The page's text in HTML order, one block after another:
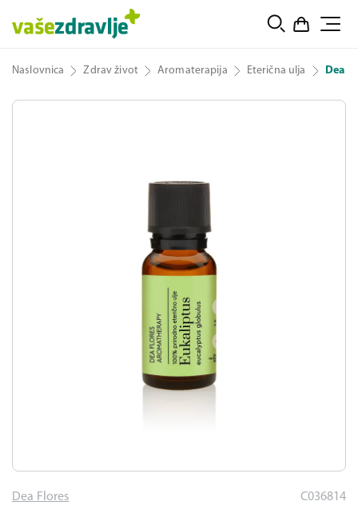
Naslovnica Zdrav život Aromaterapija Eterična ulja Dea
Dea Flores C036814